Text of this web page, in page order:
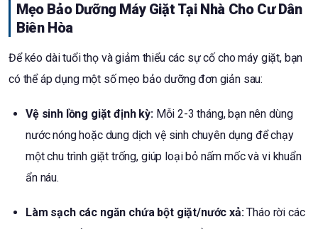
Mẹo Bảo Dưỡng Máy Giặt Tại Nhà Cho Cư Dân
Biên Hòa
Để kéo dài tuổi thọ và giảm thiểu các sự cố cho máy giặt, bạn
có thể áp dụng một số mẹo bảo dưỡng đơn giản sau:
Vệ sinh lồng giặt định kỳ:Mỗi 2-3 tháng, bạn nên dùng
nước nóng hoặc dung dịch vệ sinh chuyên dụng để chạy
một chu trình giặt trống, giúp loại bỏ nấm mốc và vi khuẩn
ẩn náu.
Làm sạch các ngăn chứa bột giặt/nước xả:Tháo rời các